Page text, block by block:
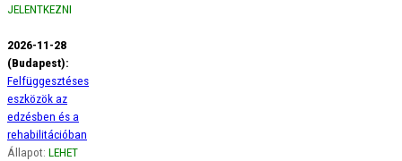
JELENTKEZNI
2026-11-28
(Budapest):
Felfüggesztéses
eszközök az
edzésben és a
rehabilitációban
Állapot: LEHET